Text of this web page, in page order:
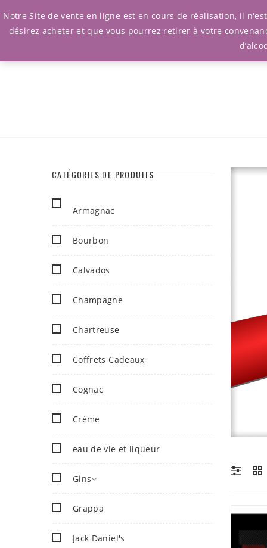
CATÉGORIES DE PRODUITS
Armagnac
Bourbon
Calvados
Champagne
Chartreuse
Coffrets Cadeaux
Cognac
Crème
eau de vie et liqueur
Gins
Grappa
Jack Daniel's
Notre Site de vente en ligne est en cours de réalisation, il
désirez acheter et que vous pourrez retirer à votre